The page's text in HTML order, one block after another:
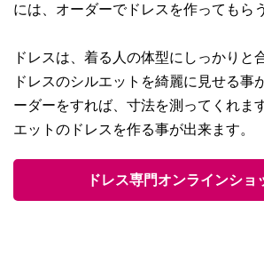
には、オーダーでドレスを作ってもら
ドレスは、着る人の体型にしっかりと
ドレスのシルエットを綺麗に見せる事
ーダーをすれば、寸法を測ってくれま
エットのドレスを作る事が出来ます。
ドレス専門オンラインショ